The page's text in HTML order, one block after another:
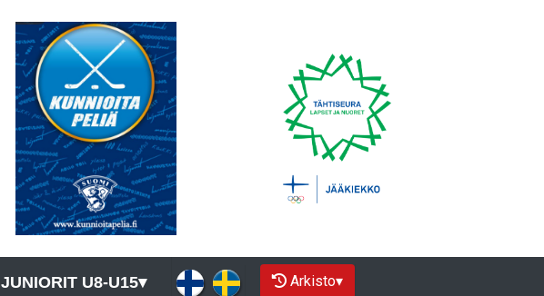
JUNIORIT U8-U15▾ Arkisto▾